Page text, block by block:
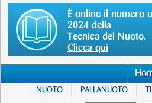
È online il numero
2024 della
Tecnica del Nuoto.
Clicca qui
NUOTO PALLANUOTO